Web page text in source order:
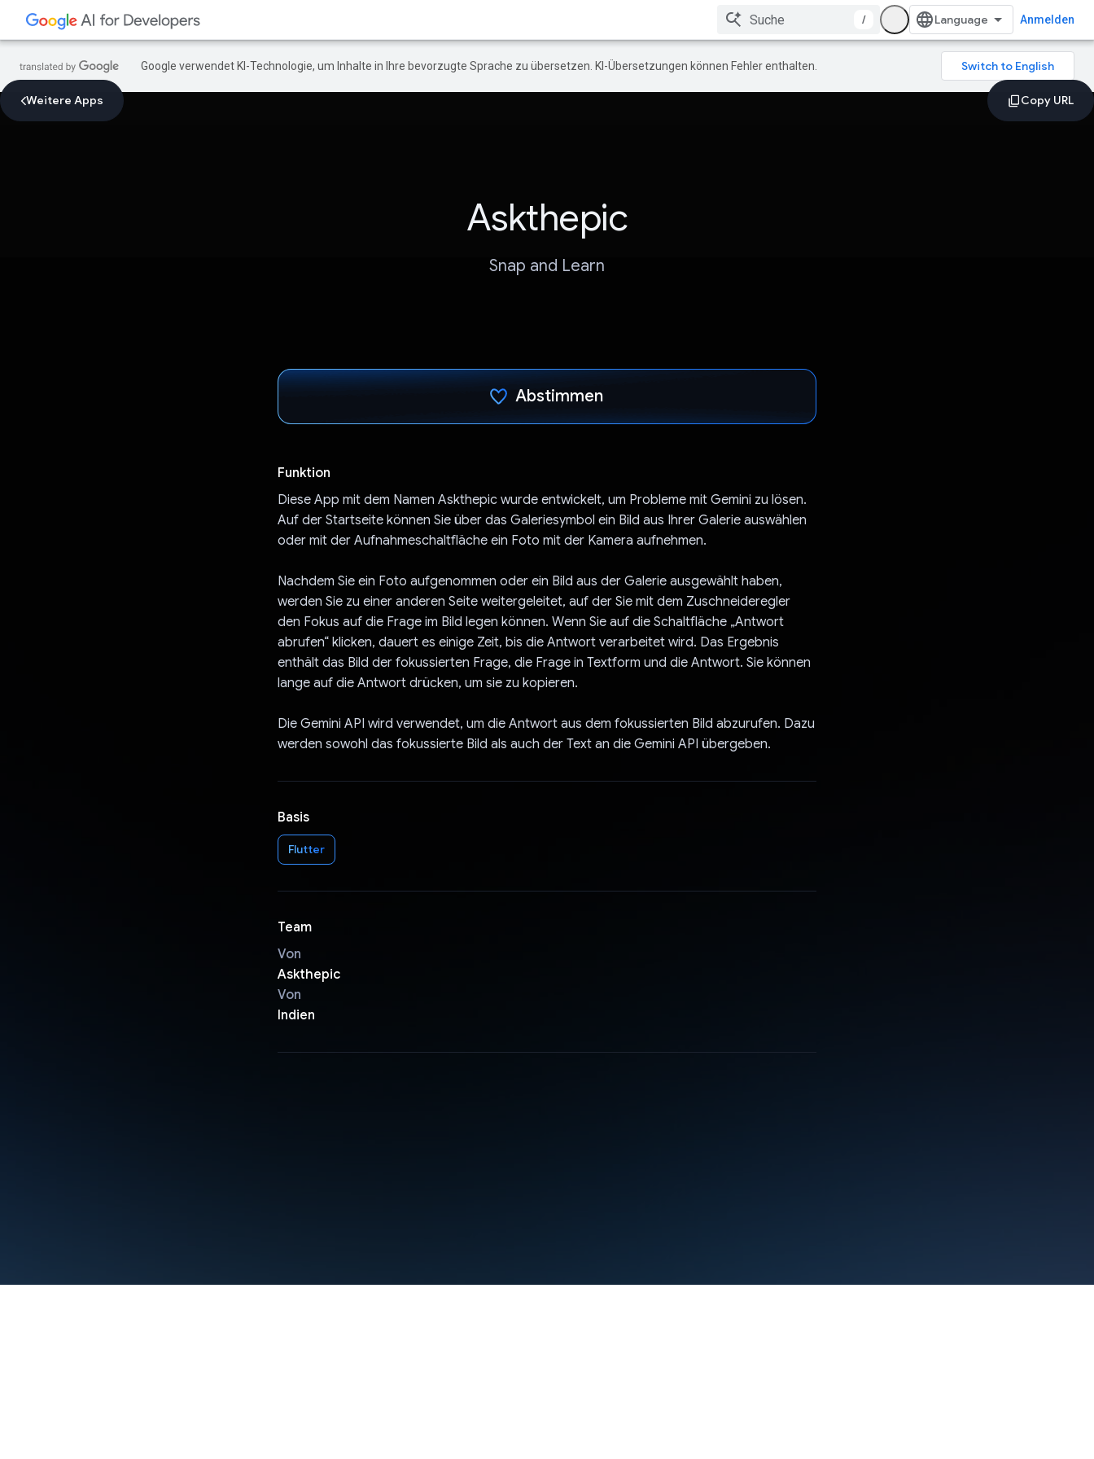
/ Anmelden
Google verwendet KI-Technologie, um Inhalte in Ihre bevorzugte Sprache zu übersetzen. KI-Übersetzungen können Fehler enthalten.
Weitere Apps
Askthepic
Snap and Learn
Abstimmen
Funktion
Diese App mit dem Namen Askthepic wurde entwickelt, um Probleme mit Gemini zu lösen.
Auf der Startseite können Sie über das Galeriesymbol ein Bild aus Ihrer Galerie auswählen
oder mit der Aufnahmeschaltfläche ein Foto mit der Kamera aufnehmen.
Nachdem Sie ein Foto aufgenommen oder ein Bild aus der Galerie ausgewählt haben,
werden Sie zu einer anderen Seite weitergeleitet, auf der Sie mit dem Zuschneideregler
den Fokus auf die Frage im Bild legen können. Wenn Sie auf die Schaltfläche „Antwort
abrufen“ klicken, dauert es einige Zeit, bis die Antwort verarbeitet wird. Das Ergebnis
enthält das Bild der fokussierten Frage, die Frage in Textform und die Antwort. Sie können
lange auf die Antwort drücken, um sie zu kopieren.
Die Gemini API wird verwendet, um die Antwort aus dem fokussierten Bild abzurufen. Dazu
werden sowohl das fokussierte Bild als auch der Text an die Gemini API übergeben.
Basis
Flutter
Team
Von
Askthepic
Von
Indien